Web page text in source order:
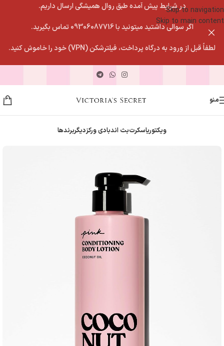
Skip to navigation
Skip to main content
در شرایط پیش آمده طبق روال همیشگی ارسال داریم.
اگر سوالی داشتید میتونید با 09306087716 تماس بگیرید.
لطفاً قبل از ورود به درگاه پرداخت، فیلترشکن (VPN) خود را خاموش کنید.
منو
ویکتوریاسکرتبث اندبادی ورکزدیگربرندها